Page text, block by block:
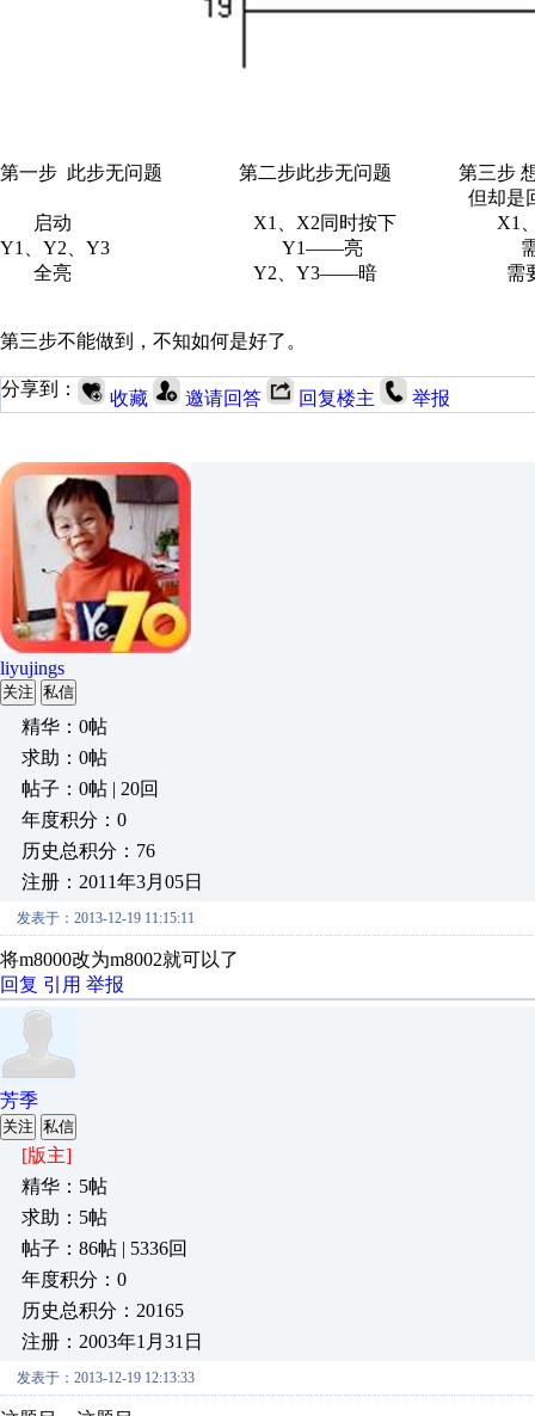
第一步 此步无问题 第二步此步无问题 第三步 想要
但却是回到第一步
启动 X1、X2同时按下 X1、X2
Y1、Y2、Y3 Y1——亮 需要
全亮 Y2、Y3——暗 需要：Y2
第三步不能做到，不知如何是好了。
分享到： 收藏 邀请回答 回复楼主 举报
liyujings
关注 私信
精华：0帖
求助：0帖
帖子：0帖 | 20回
年度积分：0
历史总积分：76
注册：2011年3月05日
发表于：2013-12-19 11:15:11
将m8000改为m8002就可以了
回复 引用 举报
芳季
关注 私信
[版主]
精华：5帖
求助：5帖
帖子：86帖 | 5336回
年度积分：0
历史总积分：20165
注册：2003年1月31日
发表于：2013-12-19 12:13:33